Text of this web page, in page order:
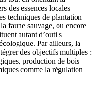
des essences locales
techniques de plantation
faune sauvage, ou encore
autant d’outils
Par ailleurs, la
des objectifs multiples :
production de bois
comme la régulation